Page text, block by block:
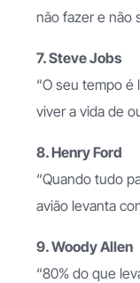
não fazer e não
7. Steve Jobs
“O seu tempo é
viver a vida de
8. Henry Ford
“Quando tudo
avião levanta
9. Woody Allen
“80% do que